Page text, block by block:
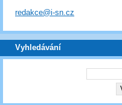
redakce@i-sn.cz
Vyhledávání